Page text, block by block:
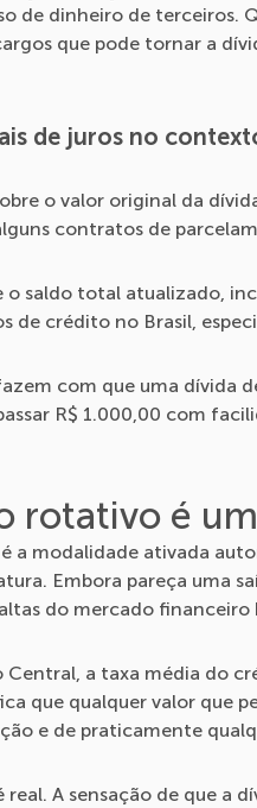
de dinheiro de terceiros.
que pode tornar a
de juros no
o valor original da
contratos de
o saldo total atualizado,
de crédito no Brasil,
com que uma dívida
R$ 1.000,00 com
rotativo é
a modalidade ativada
Embora pareça uma
do mercado financeiro
a taxa média do
que qualquer valor que
e de praticamente
A sensação de que a